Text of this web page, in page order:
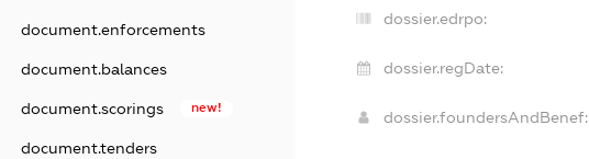
document.enforcements
document.balances
document.scorings new!
document.tenders
dossier.edrpo:
dossier.regDate:
dossier.foundersAndBenef: